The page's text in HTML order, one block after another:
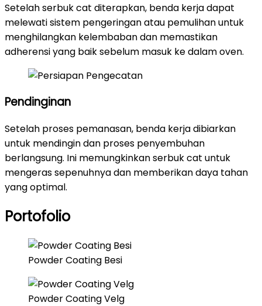
Setelah serbuk cat diterapkan, benda kerja dapat
melewati sistem pengeringan atau pemulihan untuk
menghilangkan kelembaban dan memastikan
adherensi yang baik sebelum masuk ke dalam oven.
Pendinginan
Setelah proses pemanasan, benda kerja dibiarkan
untuk mendingin dan proses penyembuhan
berlangsung. Ini memungkinkan serbuk cat untuk
mengeras sepenuhnya dan memberikan daya tahan
yang optimal.
Portofolio
Powder Coating Besi
Powder Coating Velg